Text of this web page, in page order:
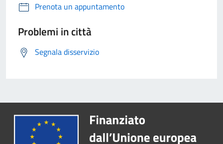
Prenota un appuntamento
Problemi in città
Segnala disservizio